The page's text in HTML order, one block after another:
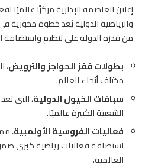
إعلان العاصمة الإدارية مركزًا عالميًا
والرياضية الدولية يُعد خطوة محورية
من قدرة الدولة على تنظيم واستضافة
بطولات قفز الحواجز والترويض،
مختلف أنحاء العالم.
سباقات الخيول الدولية، التي
الشعبية الكبيرة عالميًا.
فعاليات الفروسية الأولمبية،
استضافة فعاليات رياضية كبرى
العالمية.